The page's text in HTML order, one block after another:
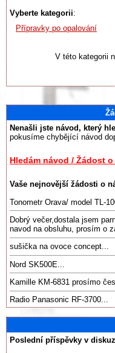
Vyberte kategorii:
Přípravky po opalování
V této kategorii
Nenašli jste návod, který
pokusíme chybějící návod
Hledám návod / Žádost
Vaše nejnovější žádosti o
Tonometr Orava/ model TL-
Dobrý večer,dostala jsem
navod na obsluhu, prosím o
sušička na ovoce concept...
Nord SK500E...
Kamille KM-6831 prosímo
Radio Panasonic RF-3700...
Poslední příspěvky v